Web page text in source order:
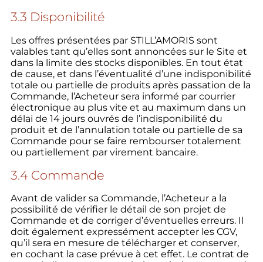
3.3 Disponibilité
Les offres présentées par STILL’AMORIS sont
valables tant qu’elles sont annoncées sur le Site et
dans la limite des stocks disponibles. En tout état
de cause, et dans l’éventualité d’une indisponibilité
totale ou partielle de produits après passation de la
Commande, l’Acheteur sera informé par courrier
électronique au plus vite et au maximum dans un
délai de 14 jours ouvrés de l’indisponibilité du
produit et de l’annulation totale ou partielle de sa
Commande pour se faire rembourser totalement
ou partiellement par virement bancaire.
3.4 Commande
Avant de valider sa Commande, l’Acheteur a la
possibilité de vérifier le détail de son projet de
Commande et de corriger d’éventuelles erreurs. Il
doit également expressément accepter les CGV,
qu’il sera en mesure de télécharger et conserver,
en cochant la case prévue à cet effet. Le contrat de